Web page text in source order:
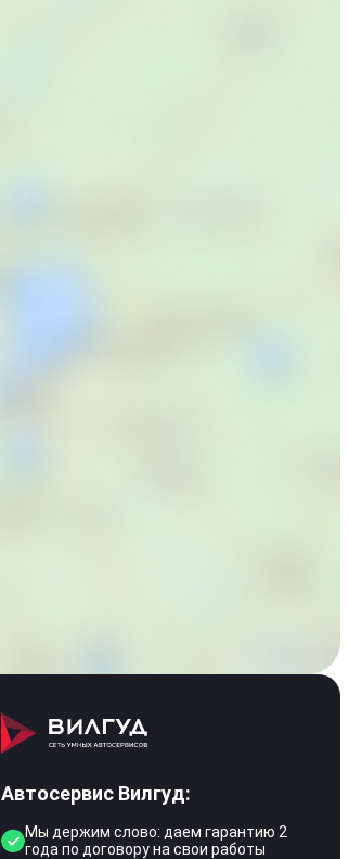
Автосервис Вилгуд:
Мы держим слово: даем гарантию 2
года по договору на свои работы